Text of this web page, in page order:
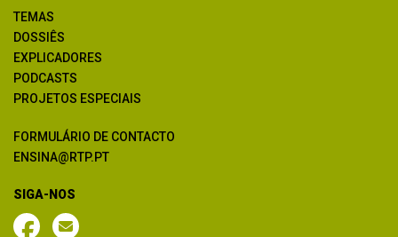
TEMAS
DOSSIÊS
EXPLICADORES
PODCASTS
PROJETOS ESPECIAIS
FORMULÁRIO DE CONTACTO
ENSINA@RTP.PT
SIGA-NOS